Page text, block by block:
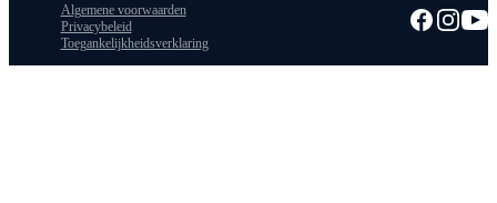
Algemene voorwaarden
Privacybeleid
Toegankelijkheidsverklaring